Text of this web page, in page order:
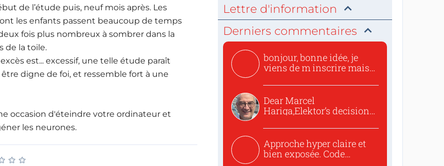
de l’étude puis, neuf mois après. Les
les enfants passent beaucoup de temps
fois plus nombreux à sombrer dans la
de la toile.
est... excessif, une telle étude paraît
digne de foi, et ressemble fort à une
occasion d'éteindre votre ordinateur et
les neurones.
★ ★
★ ★
Lettre d'information
Derniers commentaires
bonjour, bonne idée, je
viens de m inscrire mais
Dear Marcel
Hariga,Elektor’s decision
Approche hyper claire et
bien exposée. Code